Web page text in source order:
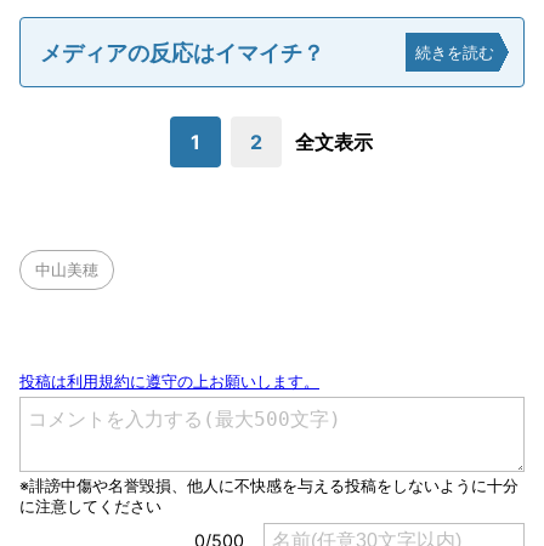
メディアの反応はイマイチ？ 続きを読む
1 2 全文表示
中山美穂